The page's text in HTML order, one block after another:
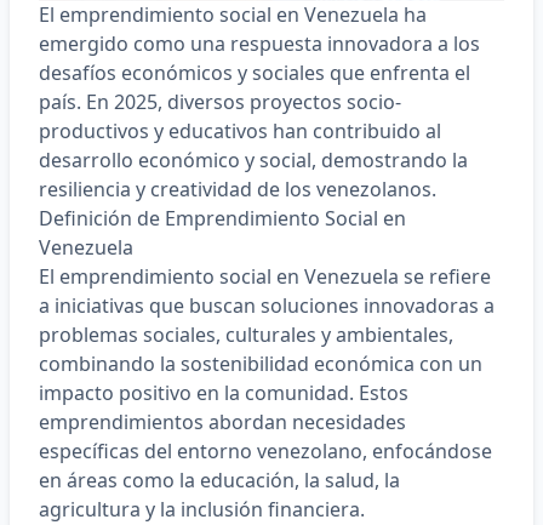
El emprendimiento social en Venezuela ha
emergido como una respuesta innovadora a los
desafíos económicos y sociales que enfrenta el
país. En 2025, diversos proyectos socio-
productivos y educativos han contribuido al
desarrollo económico y social, demostrando la
resiliencia y creatividad de los venezolanos.​
Definición de Emprendimiento Social en
Venezuela
El emprendimiento social en Venezuela se refiere
a iniciativas que buscan soluciones innovadoras a
problemas sociales, culturales y ambientales,
combinando la sostenibilidad económica con un
impacto positivo en la comunidad. Estos
emprendimientos abordan necesidades
específicas del entorno venezolano, enfocándose
en áreas como la educación, la salud, la
agricultura y la inclusión financiera.​